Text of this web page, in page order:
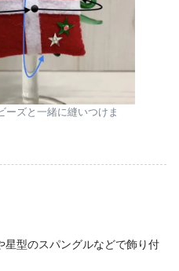
ーズと一緒に縫いつけま
星型のスパングルなどで飾り付